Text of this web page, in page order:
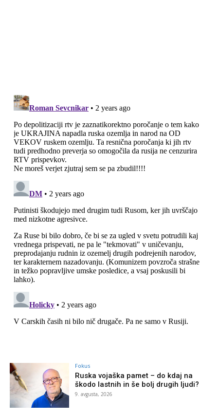
Fokus
Ruska vojaška pamet – do kdaj na
škodo lastnih in še bolj drugih ljudi?
9. avgusta, 2026